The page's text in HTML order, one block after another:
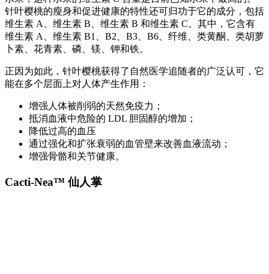
针叶樱桃的瘦身和促进健康的特性还可归功于它的成分，包括
维生素 A、维生素 B、维生素 B 和维生素 C。其中，它含有
维生素 A、维生素 B1、B2、B3、B6、纤维、类黄酮、类胡萝
卜素、花青素、磷、镁、钾和铁。
正因为如此，针叶樱桃获得了自然医学追随者的广泛认可，它
能在多个层面上对人体产生作用：
增强人体被削弱的天然免疫力；
抵消血液中危险的 LDL 胆固醇的增加；
降低过高的血压
通过强化和扩张衰弱的血管壁来改善血液流动；
增强骨骼和关节健康。
Cacti-Nea™ 仙人掌